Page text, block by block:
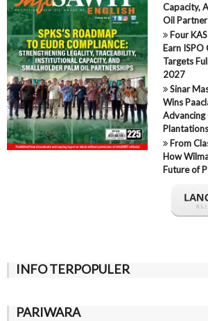
Capacity,
Oil
Four
Earn
Targets
2027
Sinar
Wins
Advancing
Plantations
From
How
Future of
INFO TERPOPULER
PARIWARA